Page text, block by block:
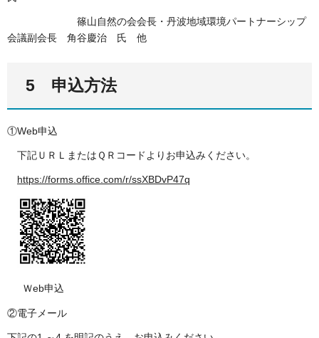
篠山自然の会会長・丹波地域環境パートナーシップ
会議副会長 角谷慶治 氏 他
5 申込方法
①Web申込
下記ＵＲＬまたはＱＲコードよりお申込みください。
https://forms.office.com/r/ssXBDvP47q
Ｗeb申込
②電子メール